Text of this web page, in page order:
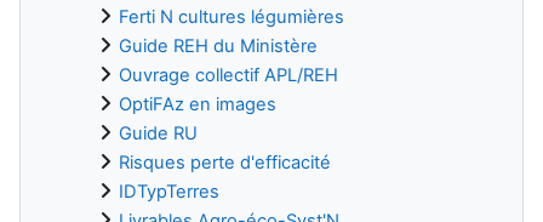
Ferti N cultures légumières
Guide REH du Ministère
Ouvrage collectif APL/REH
OptiFAz en images
Guide RU
Risques perte d'efficacité
IDTypTerres